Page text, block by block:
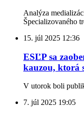
Analýza
Špecializovaného
15. júl 2025 12:36
ESĽP sa
kauzou, ktorá
V utorok boli
7. júl 2025 19:05